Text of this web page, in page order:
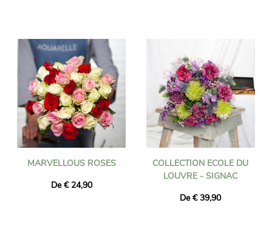
MARVELLOUS ROSES
De € 24,90
COLLECTION ECOLE DU
LOUVRE - SIGNAC
De € 39,90